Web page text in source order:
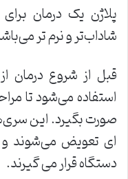
پلاژن یک درمان
شاداب‌تر و نرم تر
قبل از شروع درمان
استفاده می‌شود تا
صورت بگیرد. این
ای تعویض می‌شوند
دستگاه قرار می گیرند.